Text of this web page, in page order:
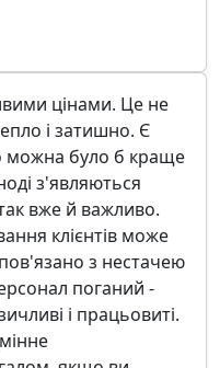
цінами. Це не
і затишно. Є
можна було б краще
з'являються
вже й важливо.
клієнтів може
з нестачею
поганий -
і працьовиті.